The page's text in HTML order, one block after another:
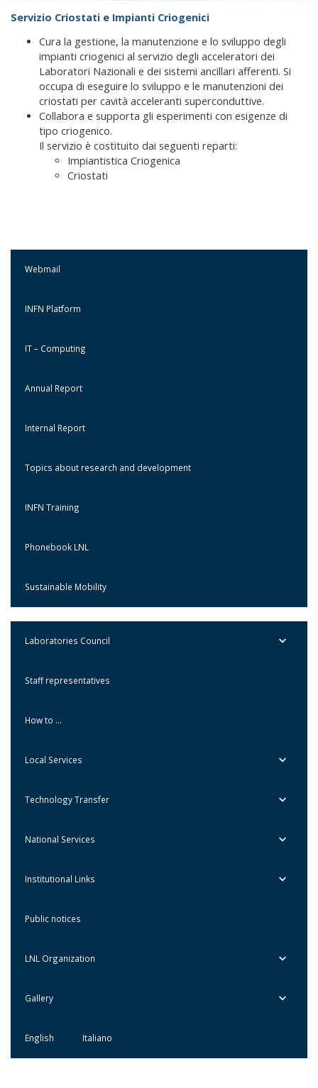
Servizio Criostati e Impianti Criogenici
Cura la gestione, la manutenzione e lo sviluppo degli
impianti criogenici al servizio degli acceleratori dei
Laboratori Nazionali e dei sistemi ancillari afferenti. Si
occupa di eseguire lo sviluppo e le manutenzioni dei
criostati per cavità acceleranti superconduttive.
Collabora e supporta gli esperimenti con esigenze di
tipo criogenico.
Il servizio è costituito dai seguenti reparti:
Impiantistica Criogenica
Criostati
Webmail
INFN Platform
IT – Computing
Annual Report
Internal Report
Topics about research and development
INFN Training
Phonebook LNL
Sustainable Mobility
Laboratories Council
Staff representatives
How to …
Local Services
Technology Transfer
National Services
Institutional Links
Public notices
LNL Organization
Gallery
English Italiano